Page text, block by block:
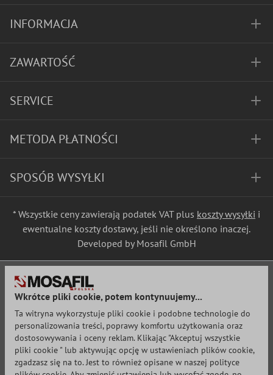
INFORMACJA
ZAWARTOŚĆ
SERVICE
METODA PŁATNOŚCI
SPOSÓB WYSYŁKI
* Wszystkie ceny zawierają podatek VAT plus koszty wysyłki i
ewentualne koszty dostawy, jeśli nie określono inaczej.
Developed by Mosafil GmbH
Wkrótce pliki cookie, potem kontynuujemy...
Ta witryna wykorzystuje pliki cookie i podobne technologie do
personalizowania treści, poprawy komfortu użytkowania oraz
dostosowywania i oceny reklam. Klikając "Akceptuj wszystkie
pliki cookie " lub aktywując opcję w ustawieniach plików cookie,
zgadzasz się na to. Jest to również opisane w naszej polityce